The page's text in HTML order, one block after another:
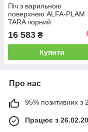
Піч з варильною
поверхнею ALFA-PLAM
TARA чорний
16 583 ₴
Купити
Про нас
95% позитивних з
Працює з